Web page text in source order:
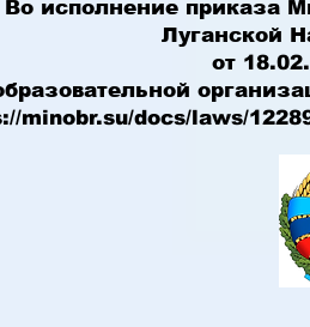
Во исполнение приказа
Луганской
от
minobr.su/docs/laws/